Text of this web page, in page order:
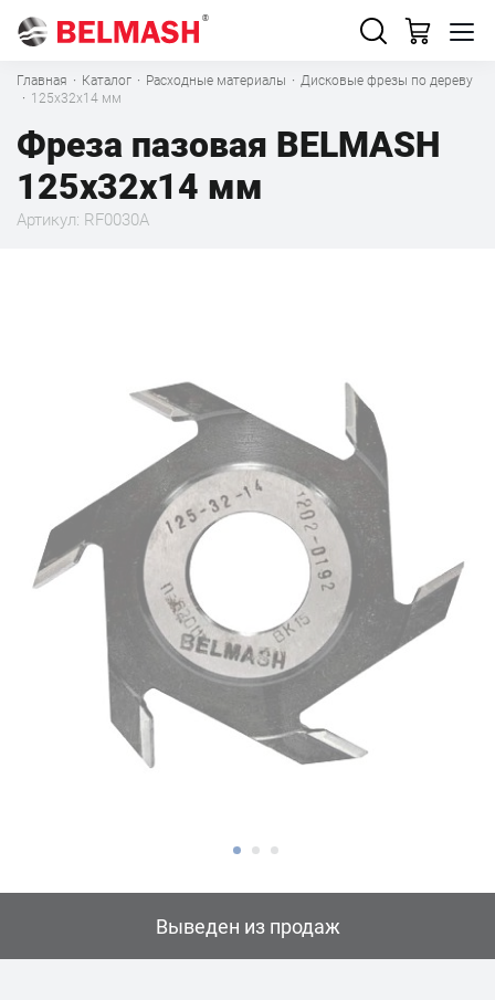
Главная · Каталог · Расходные материалы · Дисковые фрезы по дереву
· 125х32х14 мм
Фреза пазовая BELMASH
125х32х14 мм
Артикул: RF0030A
Выведен из продаж